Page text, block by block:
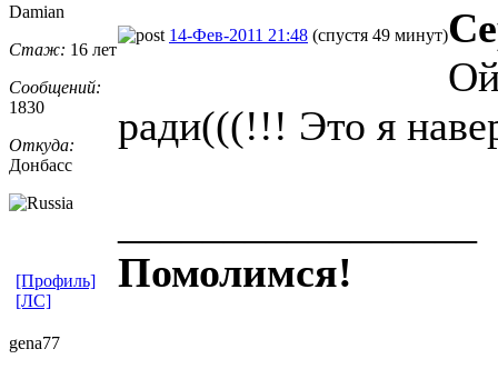
Damian
Стаж: 16 лет
Сообщений:
1830
Откуда:
Донбасс
14-Фев-2011 21:48 (спустя 49 минут)
ради(((!!! Это я
Помолимся!
[Профиль]
[ЛС]
gena77